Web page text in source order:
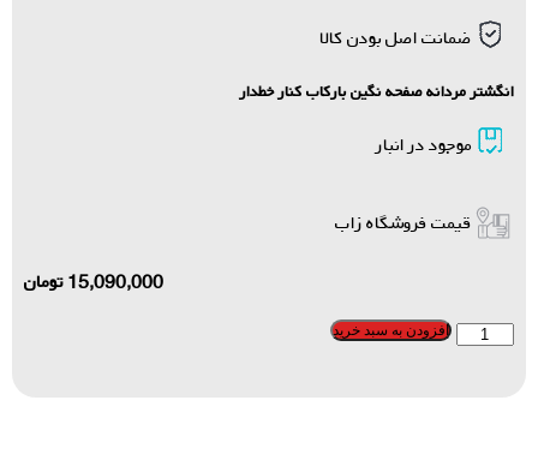
ضمانت اصل بودن کالا
انگشتر مردانه صفحه نگین بارکاب کنار خطدار
موجود در انبار
قیمت فروشگاه زاب
15,090,000تومان
افزودن به سبد خرید